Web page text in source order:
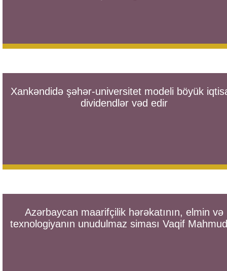
Xankəndidə şəhər-universitet modeli böyük
dividendlər vəd edir
Azərbaycan maarifçilik hərəkatının, elmin və
texnologiyanın unudulmaz siması Vaqif